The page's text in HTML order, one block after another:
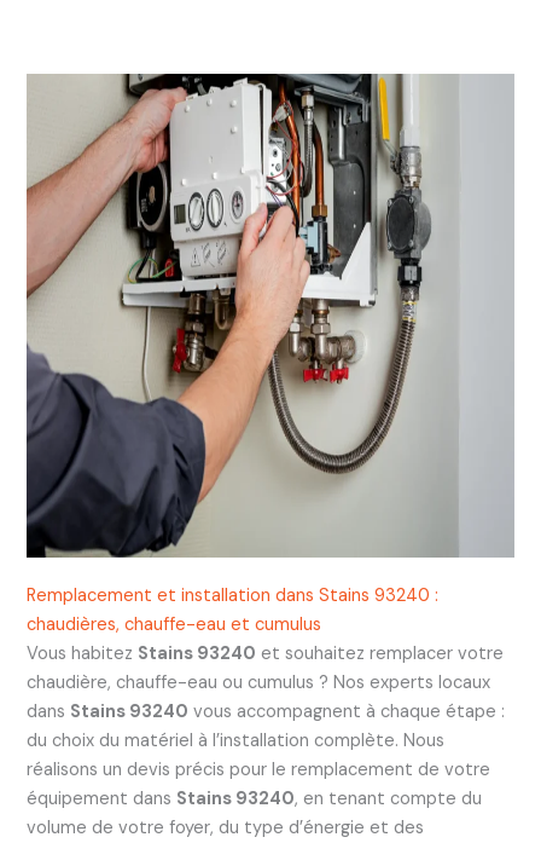
Remplacement et installation dans Stains 93240 :
chaudières, chauffe-eau et cumulus
Vous habitez Stains 93240 et souhaitez remplacer votre
chaudière, chauffe-eau ou cumulus ? Nos experts locaux
dans Stains 93240 vous accompagnent à chaque étape :
du choix du matériel à l’installation complète. Nous
réalisons un devis précis pour le remplacement de votre
équipement dans Stains 93240, en tenant compte du
volume de votre foyer, du type d’énergie et des